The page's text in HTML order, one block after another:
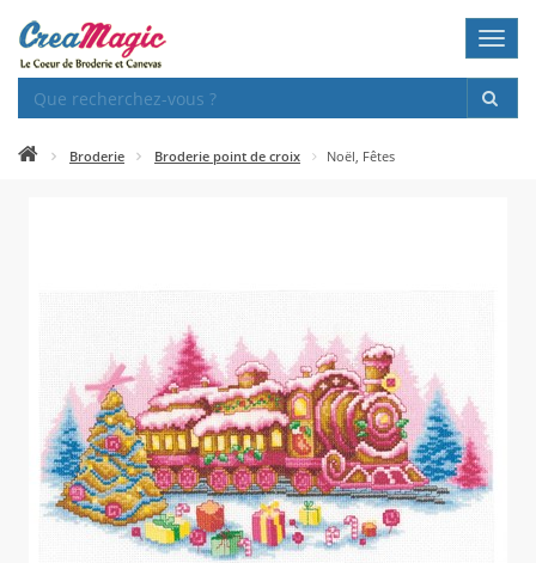
Broderie Broderie point de croix Noël, Fêtes